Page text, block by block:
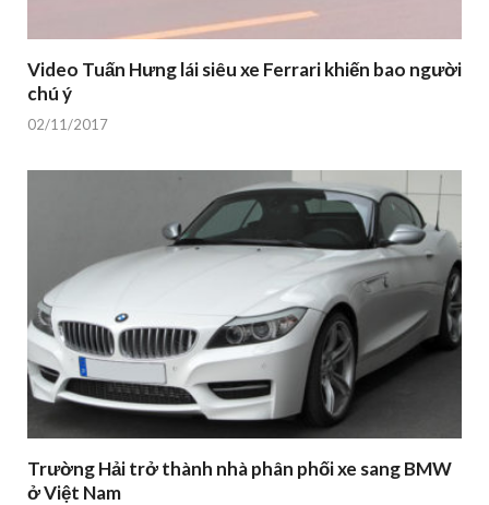
Video Tuấn Hưng lái siêu xe Ferrari khiến bao người
chú ý
02/11/2017
Trường Hải trở thành nhà phân phối xe sang BMW
ở Việt Nam